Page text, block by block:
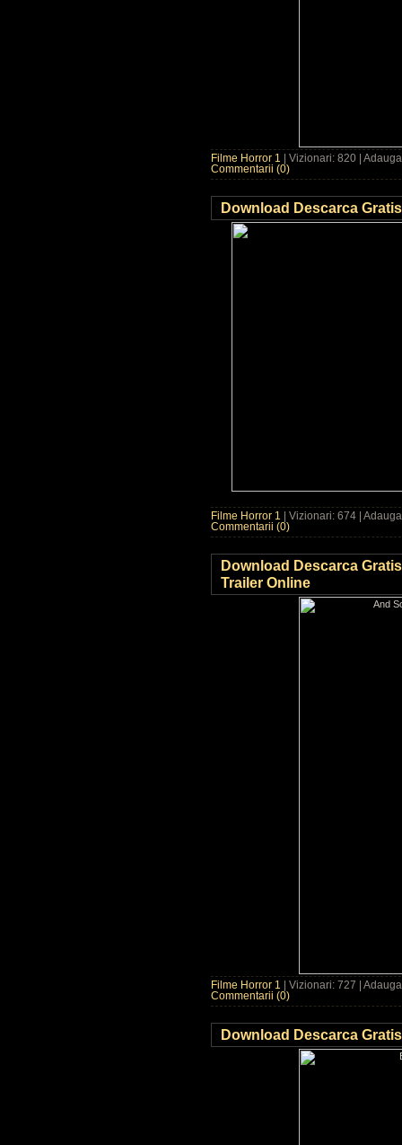
Filme Horror 1
| Vizionari: 820 |
Commentarii (0)
Download Descarca
Filme Horror 1
| Vizionari: 674 |
Commentarii (0)
Download Descarca
Trailer Online
Filme Horror 1
| Vizionari: 727 |
Commentarii (0)
Download Descarca